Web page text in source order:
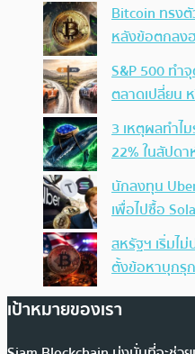
Bitcoin ทรง
หลังข้อตกลง
S&P 500 ทำ
ตลาดเปลี่ยน
3 เหตุผลทำไ
22% ในสัปดา
นักลงทุน
เพื่อไปซื้อ
สหรัฐฯ เริ่มไ
ตั้งข้อหาบุกรุ
เป้าหมายของเรา